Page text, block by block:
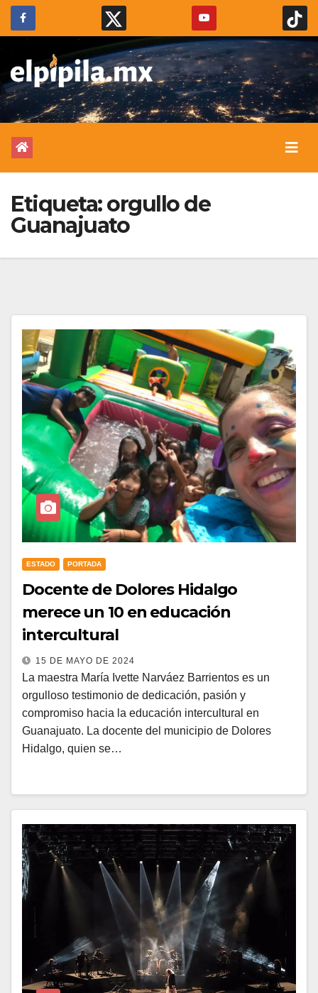
Etiqueta:orgullo de
Guanajuato
ESTADO PORTADA
Docente de Dolores Hidalgo
merece un 10 en educación
intercultural
15 DE MAYO DE 2024
La maestra María Ivette Narváez Barrientos es un
orgulloso testimonio de dedicación, pasión y
compromiso hacia la educación intercultural en
Guanajuato. La docente del municipio de Dolores
Hidalgo, quien se…